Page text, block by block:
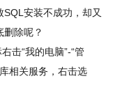
安装不成功，却又
除呢？
击“我的电脑”-“管
相关服务，右击选